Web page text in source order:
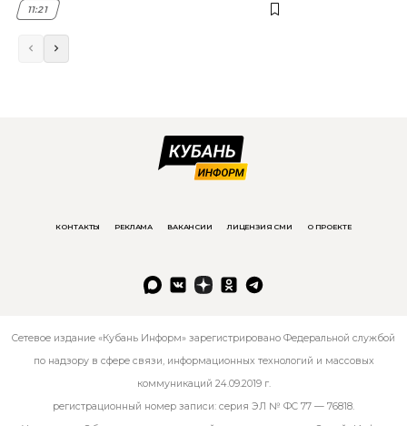
11:21
КОНТАКТЫ РЕКЛАМА ВАКАНСИИ ЛИЦЕНЗИЯ СМИ О ПРОЕКТЕ
Сетевое издание «Кубань Информ» зарегистрировано Федеральной службой
по надзору в сфере связи, информационных технологий и массовых
коммуникаций 24.09.2019 г.
регистрационный номер записи: серия ЭЛ № ФС 77 — 76818.